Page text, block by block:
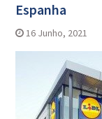
Espanha
16 Junho, 2021